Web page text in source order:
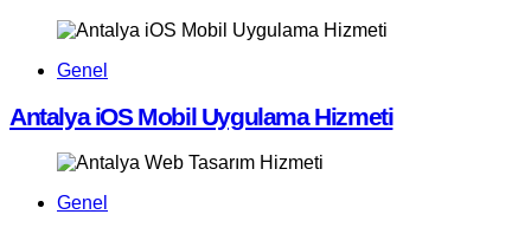
Genel
Antalya iOS Mobil Uygulama Hizmeti
Genel